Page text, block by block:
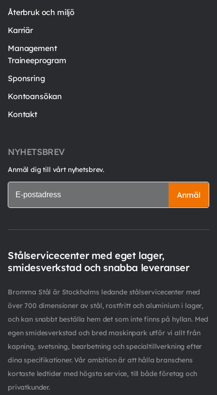
Återbruk och miljö
Karriär
Management
Traineeprogram
Sponsring
Kontoansökan
Kontakt
NYHETSBREV
Anmäl dig till vårt nyhetsbrev.
Anmäl
Stålservicecenter med eget lager,
smidesverkstad och snabba leveranser
Bromma Stål är Stockholms ledande stålservicecenter med
över 700 dimensioner av stål, rostfritt och aluminium i lager,
och kan snabbt beställa hem det som inte finns på hyllan. Med
egen smidesverkstad och bred maskinpark utför vi allt från
kapning, svetsning, bearbetning och specialtillverkning efter
dina specifikationer. Vår ambition är att hålla branschens
kortaste ledtider med högsta service, till både företag och
privatkunder.